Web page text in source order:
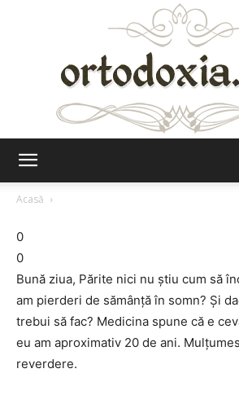
Acasă
0
0
Bună ziua, Părite nici nu știu cum să
am pierderi de sămânță în somn? Și
trebui să fac? Medicina spune că e
eu am aproximativ 20 de ani.
reverdere.